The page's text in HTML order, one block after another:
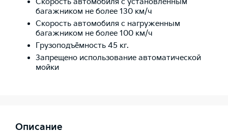
багажником не более 130 км/ч
Скорость автомобиля с нагруженным
багажником не более 100 км/ч
Грузоподъёмность 45 кг.
Запрещено использование автоматической
мойки
Описание